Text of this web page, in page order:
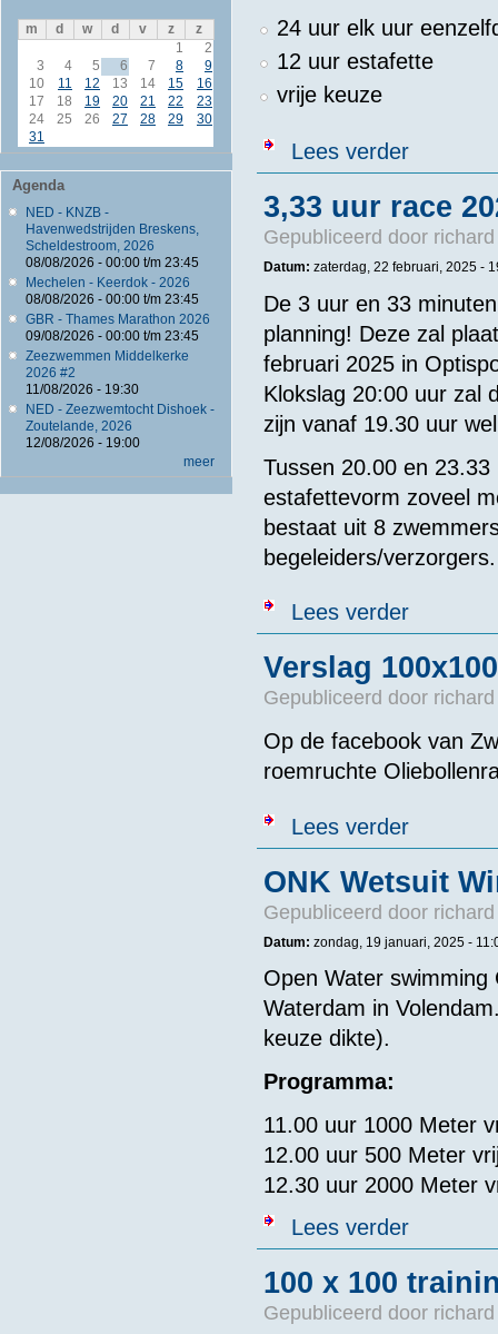
m d w d v z
z
1
2
3
4 5 6 7 8
9
10
11 12 13 14 15
16
17
18 19 20 21 22
23
24
25 26 27 28 29
30
31
Agenda
NED - KNZB -
Havenwedstrijden Breskens,
Scheldestroom, 2026
08/08/2026 - 00:00t/m 23:45
Mechelen - Keerdok - 2026
08/08/2026 - 00:00t/m 23:45
GBR - Thames Marathon 2026
09/08/2026 - 00:00t/m 23:45
Zeezwemmen Middelkerke
2026 #2
11/08/2026 - 19:30
NED - Zeezwemtocht Dishoek -
Zoutelande, 2026
12/08/2026 - 19:00
meer
24 uur elk uur
12 uur estafette
vrije keuze
Lees verderover
3,33 uur race
Gepubliceerd door
Datum: zaterdag, 22 februari, 2025 -
De 3 uur en 33
planning! Deze zal
februari 2025 in
Klokslag 20:00 uur zal
zijn vanaf 19.30 uur
Tussen 20.00 en
estafettevorm zoveel
bestaat uit 8
begeleiders/
Lees verderover 3,33 uur
Verslag
Gepubliceerd door
Op de facebook van
roemruchte
Lees verderover Verslag
ONK Wetsuit
Gepubliceerd door
Datum: zondag, 19 januari, 2025 -
Open Water
Waterdam in
keuze dikte).
Programma:
11.00 uur 1000 Meter
12.00 uur 500 Meter
12.30 uur 2000 Meter
Lees verderover ONK
100 x 100
Gepubliceerd door